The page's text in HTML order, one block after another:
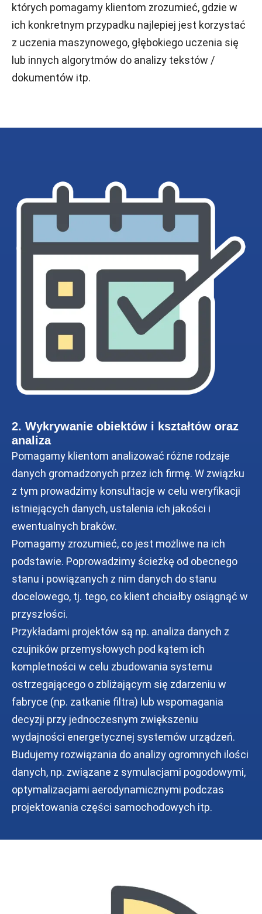
których pomagamy klientom zrozumieć, gdzie w
ich konkretnym przypadku najlepiej jest korzystać
z uczenia maszynowego, głębokiego uczenia się
lub innych algorytmów do analizy tekstów /
dokumentów itp.
2. Wykrywanie obiektów i kształtów oraz
analiza
Pomagamy klientom analizować różne rodzaje
danych gromadzonych przez ich firmę. W związku
z tym prowadzimy konsultacje w celu weryfikacji
istniejących danych, ustalenia ich jakości i
ewentualnych braków.
Pomagamy zrozumieć, co jest możliwe na ich
podstawie. Poprowadzimy ścieżkę od obecnego
stanu i powiązanych z nim danych do stanu
docelowego, tj. tego, co klient chciałby osiągnąć w
przyszłości.
Przykładami projektów są np. analiza danych z
czujników przemysłowych pod kątem ich
kompletności w celu zbudowania systemu
ostrzegającego o zbliżającym się zdarzeniu w
fabryce (np. zatkanie filtra) lub wspomagania
decyzji przy jednoczesnym zwiększeniu
wydajności energetycznej systemów urządzeń.
Budujemy rozwiązania do analizy ogromnych ilości
danych, np. związane z symulacjami pogodowymi,
optymalizacjami aerodynamicznymi podczas
projektowania części samochodowych itp.